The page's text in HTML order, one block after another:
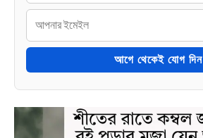
আগে থেকেই যোগ দিন